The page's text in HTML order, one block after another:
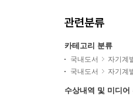
관련분류
카테고리 분류
국내도서 자기계
국내도서
자기계
수상내역 및 미디어